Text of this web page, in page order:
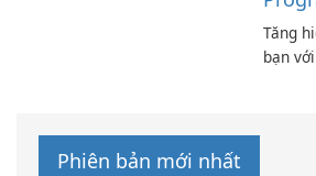
Tăng
bạn
Phiên bản mới nhất